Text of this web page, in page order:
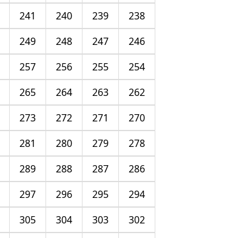
238
239
240
241
246
247
248
249
254
255
256
257
262
263
264
265
270
271
272
273
278
279
280
281
286
287
288
289
294
295
296
297
302
303
304
305